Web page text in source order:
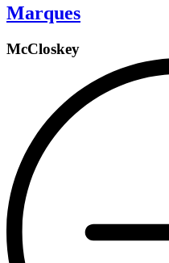
Marques
McCloskey